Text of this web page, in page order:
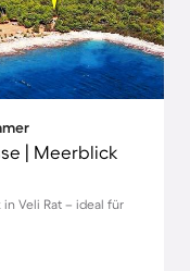
| Meerblick
Veli Rat – ideal für